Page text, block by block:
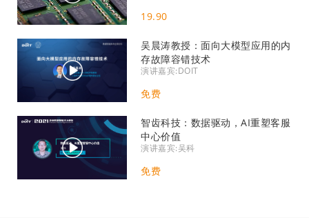
19.90
吴晨涛教授：面向大模型应用的内
存故障容错技术
演讲嘉宾:DOIT
免费
智齿科技：数据驱动，AI重塑客服
中心价值
演讲嘉宾:吴科
免费